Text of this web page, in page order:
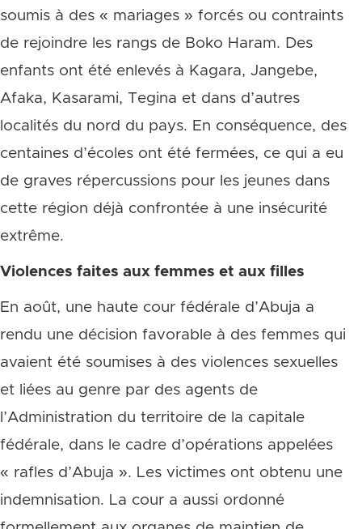
soumis à des « mariages » forcés ou contraints
de rejoindre les rangs de Boko Haram. Des
enfants ont été enlevés à Kagara, Jangebe,
Afaka, Kasarami, Tegina et dans d’autres
localités du nord du pays. En conséquence, des
centaines d’écoles ont été fermées, ce qui a eu
de graves répercussions pour les jeunes dans
cette région déjà confrontée à une insécurité
extrême.
Violences faites aux femmes et aux filles
En août, une haute cour fédérale d’Abuja a
rendu une décision favorable à des femmes qui
avaient été soumises à des violences sexuelles
et liées au genre par des agents de
l’Administration du territoire de la capitale
fédérale, dans le cadre d’opérations appelées
« rafles d’Abuja ». Les victimes ont obtenu une
indemnisation. La cour a aussi ordonné